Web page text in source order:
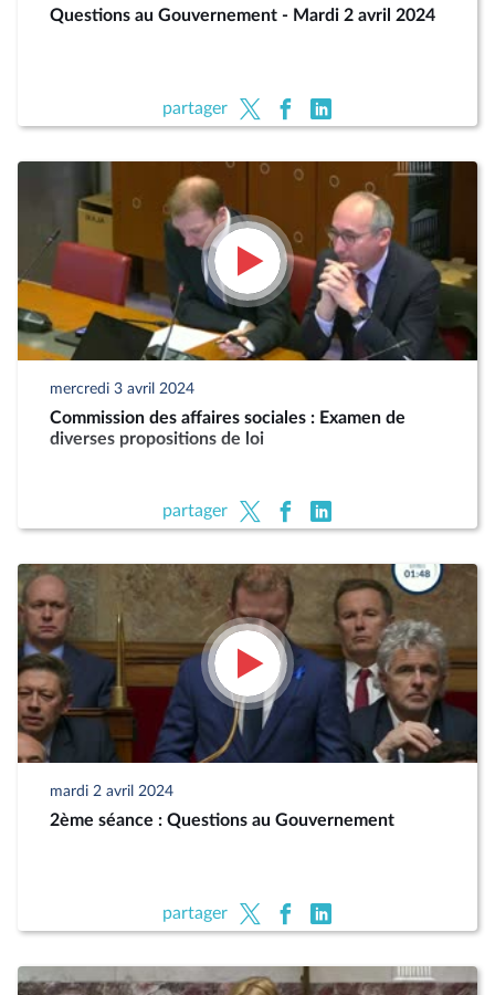
Questions au Gouvernement - Mardi 2 avril 2024
partager
mercredi 3 avril 2024
Commission des affaires sociales : Examen de
diverses propositions de loi
partager
mardi 2 avril 2024
2ème séance : Questions au Gouvernement
partager